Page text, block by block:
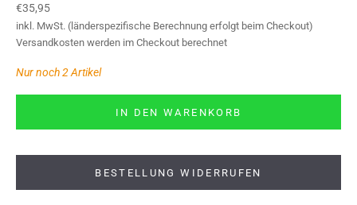
Angebot
€35,95
inkl. MwSt. (länderspezifische Berechnung erfolgt beim Checkout)
Versandkosten werden im Checkout berechnet
Nur noch 2 Artikel
IN DEN WARENKORB
BESTELLUNG WIDERRUFEN